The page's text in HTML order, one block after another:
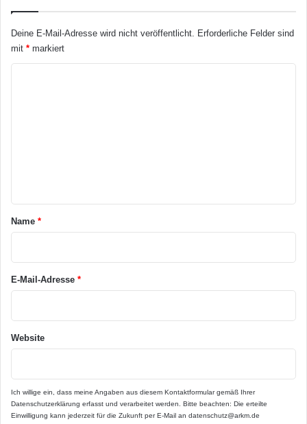
Deine E-Mail-Adresse wird nicht veröffentlicht. Erforderliche Felder sind
mit * markiert
a
r
Name *
E-Mail-Adresse *
Website
Ich willige ein, dass meine Angaben aus diesem Kontaktformular gemäß Ihrer
Datenschutzerklärung erfasst und verarbeitet werden. Bitte beachten: Die erteilte
Einwilligung kann jederzeit für die Zukunft per E-Mail an datenschutz@arkm.de